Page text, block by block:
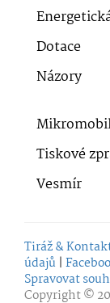
Dotace
Názory
Tiskové
Vesmír
Tiráž &
údajů |
Spravovat
Copyright ©